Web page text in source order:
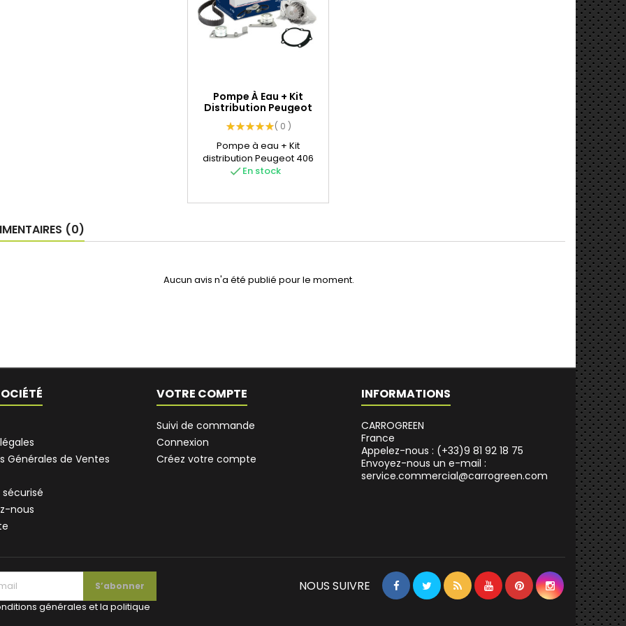
Pompe À Eau + Kit
Distribution Peugeot
406...
( 0 )
Pompe à eau + Kit
distribution Peugeot 406
1.9L Turbo Diesel....
checkEn stock
(0)
Aucun avis n'a été publié pour le moment.
Générales de Ventes
nous
VOTRE COMPTE
Suivi de commande
Connexion
Créez votre compte
INFORMATIONS
CARROGREEN
France
Appelez-nous : (+33)9 81 92 18 75
Envoyez-nous un e-mail :
service.commercial@carrogreen.com
générales et la politique
PinterestInstagram
NOUS SUIVRE